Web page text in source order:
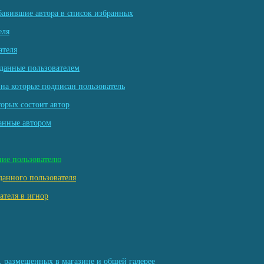
автора в список избранных
пользователем
которые подписан пользователь
состоит автор
автором
пользователю
пользователя
в игнор
размещенных в магазине и общей галерее